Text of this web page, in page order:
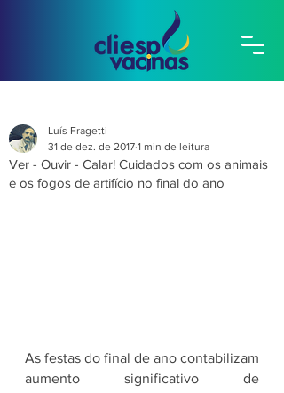
Ver - Ouvir - Calar! Cuidados com os animais
e os fogos de artifício no final do ano
Luís Fragetti
31 de dez. de 2017 1 min de leitura
As festas do final de ano contabilizam
aumento significativo de